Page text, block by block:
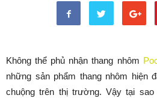
Không thể phủ nhận thang nhôm
những sản phẩm thang nhôm hiện
chuộng trên thị trường. Vậy tại